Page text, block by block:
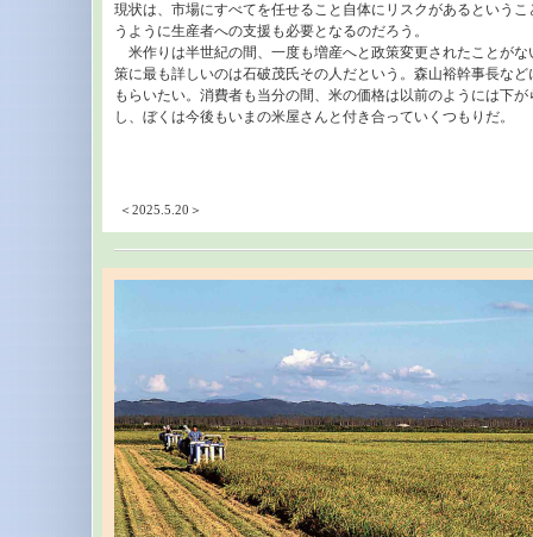
現状は、市場にすべてを任せること自体にリスクがあるという
うように生産者への支援も必要となるのだろう。
米作りは半世紀の間、一度も増産へと政策変更されたことが
策に最も詳しいのは石破茂氏その人だという。森山裕幹事長な
もらいたい。消費者も当分の間、米の価格は以前のようには下
し、ぼくは今後もいまの米屋さんと付き合っていくつもりだ。
＜2025.5.20＞